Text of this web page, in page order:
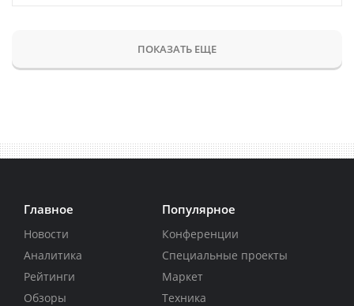
ПОКАЗАТЬ ЕЩЕ
Главное
Новости
Аналитика
Рейтинги
Обзоры
Популярное
Конференции
Специальные проекты
Маркет
Техника